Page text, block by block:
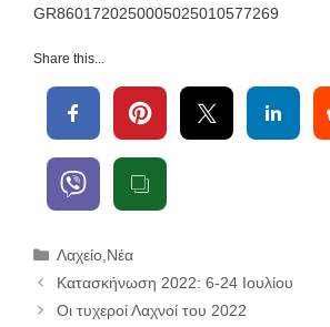
GR8601720250005025010577269
Share this...
Κατηγορίες
Λαχείο Νέα
Κατασκήνωση 2022: 6-24 Ιουλίου
Οι τυχεροί Λαχνοί του 2022